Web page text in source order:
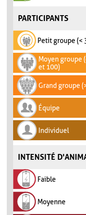
PARTICIPANTS
Petit groupe (<
Moyen groupe
et 100)
Grand groupe
Équipe
Individuel
INTENSITÉ
Faible
Moyenne